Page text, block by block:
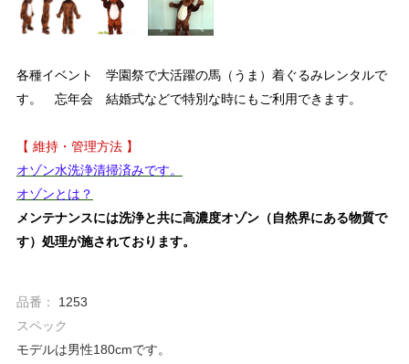
各種イベント 学園祭で大活躍の馬（うま）着ぐるみレンタルで
す。 忘年会 結婚式などで特別な時にもご利用できます。
【 維持・管理方法 】
オゾン水洗浄清掃済みです。
オゾンとは？
メンテナンスには洗浄と共に高濃度オゾン（自然界にある物質で
す）処理が施されております。
品番：
1253
スペック
モデルは男性180cmです。